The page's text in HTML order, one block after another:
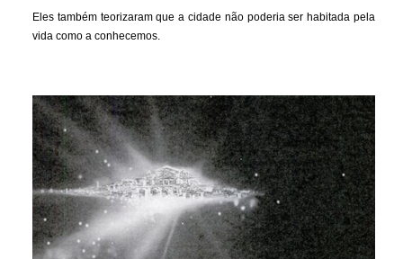
Eles também teorizaram que a cidade não poderia ser habitada pela
vida como a conhecemos.